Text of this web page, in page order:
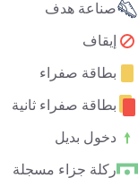
صناعة هدف
إيقاف
بطاقة صفراء
بطاقة صفراء ثانية
دخول بديل
ركلة جزاء مسجلة